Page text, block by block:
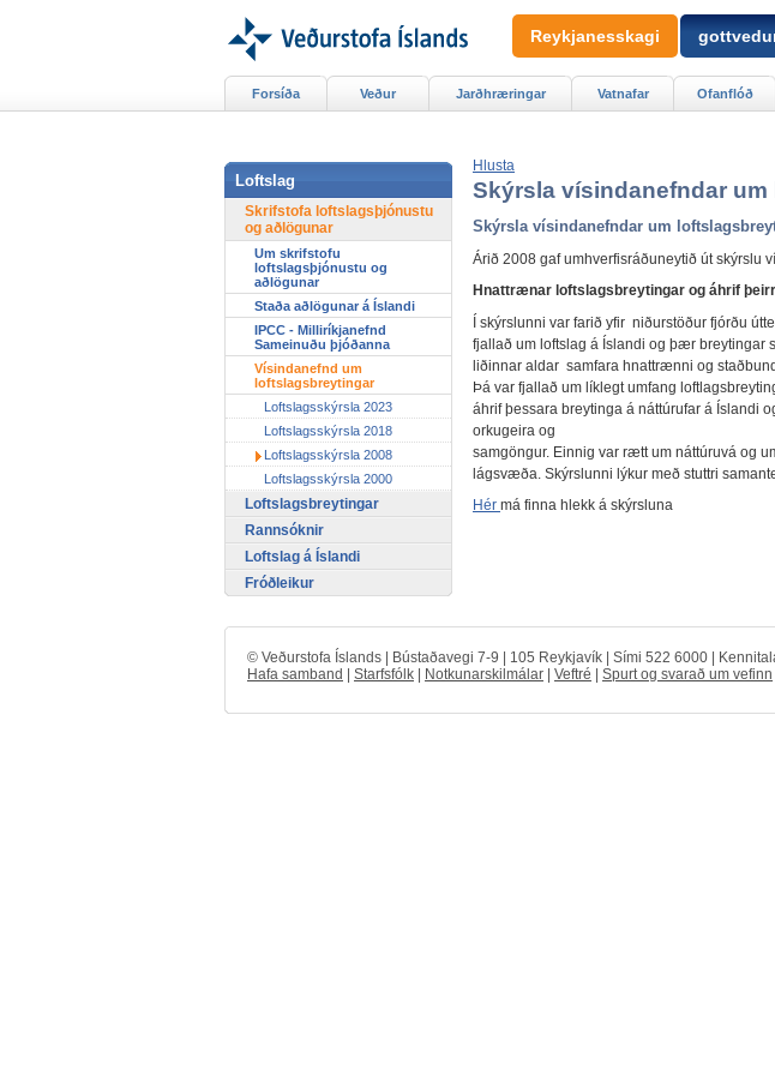
Hlusta
Skýrsla vísindanefndar
Skýrsla vísindanefndar um
Árið 2008 gaf umhverfisráðuneytið út skýrslu
Hnattrænar loftslagsbreytingar og áhrif
Í skýrslunni var farið yfir niðurstöður fjórðu
fjallað um loftslag á Íslandi og þær breytingar
liðinnar aldar samfara hnattrænni og
Þá var fjallað um líklegt umfang
áhrif þessara breytinga á náttúrufar á Íslandi
orkugeira og
samgöngur. Einnig var rætt um náttúruvá og
lágsvæða. Skýrslunni lýkur með stuttri
Hér má finna hlekk á skýrsluna
Forsíða Veður Jarðhræringar Vatnafar Ofanflóð
Loftslag
Skrifstofa loftslagsþjónustu
og aðlögunar
Um skrifstofu
loftslagsþjónustu og
aðlögunar
Staða aðlögunar á Íslandi
IPCC - Milliríkjanefnd
Sameinuðu þjóðanna
Vísindanefnd um
loftslagsbreytingar
Loftslagsskýrsla 2023
Loftslagsskýrsla 2018
Loftslagsskýrsla 2008
Loftslagsskýrsla 2000
Loftslagsbreytingar
Rannsóknir
Loftslag á Íslandi
Fróðleikur
Reykjanesskagi
© Veðurstofa Íslands | Bústaðavegi 7-9 | 105 Reykjavík | Sími 522 6000 |
Hafa samband | Starfsfólk | Notkunarskilmálar | Veftré | Spurt og svarað um vefinn